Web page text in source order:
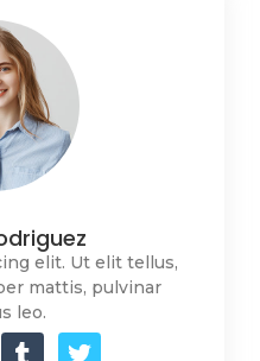
elit. Ut elit tellus,
mattis, pulvinar
leo.